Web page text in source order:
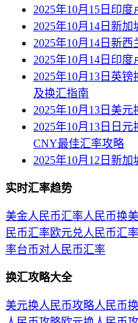
2025年10月15日印
2025年10月14日新
2025年10月14日新
2025年10月14日印
2025年10月13日英
及换汇指南
2025年10月13日美元
2025年10月13日日
CNY最佳汇率攻略
2025年10月12日新
实时汇率趋势
美金人民币汇率人民币换
民币汇率欧元兑人民币汇率
率台币对人民币汇率
换汇攻略大全
美元换人民币攻略人民币